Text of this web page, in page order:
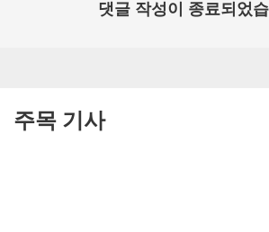
댓글 작성이 종료되었
주목 기사